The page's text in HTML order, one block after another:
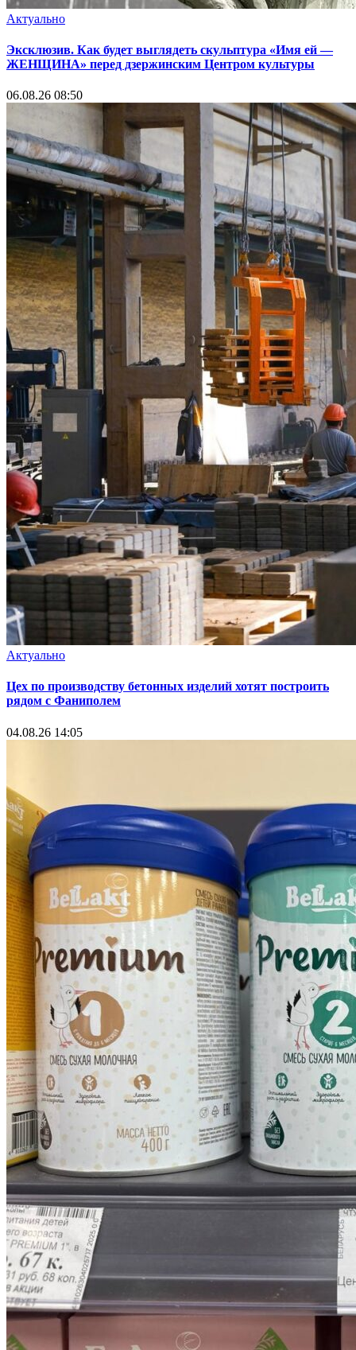
Актуально
Эксклюзив. Как будет выглядеть скульптура «Имя ей —
ЖЕНЩИНА» перед дзержинским Центром культуры
06.08.26 08:50
Актуально
Цех по производству бетонных изделий хотят построить
рядом с Фаниполем
04.08.26 14:05